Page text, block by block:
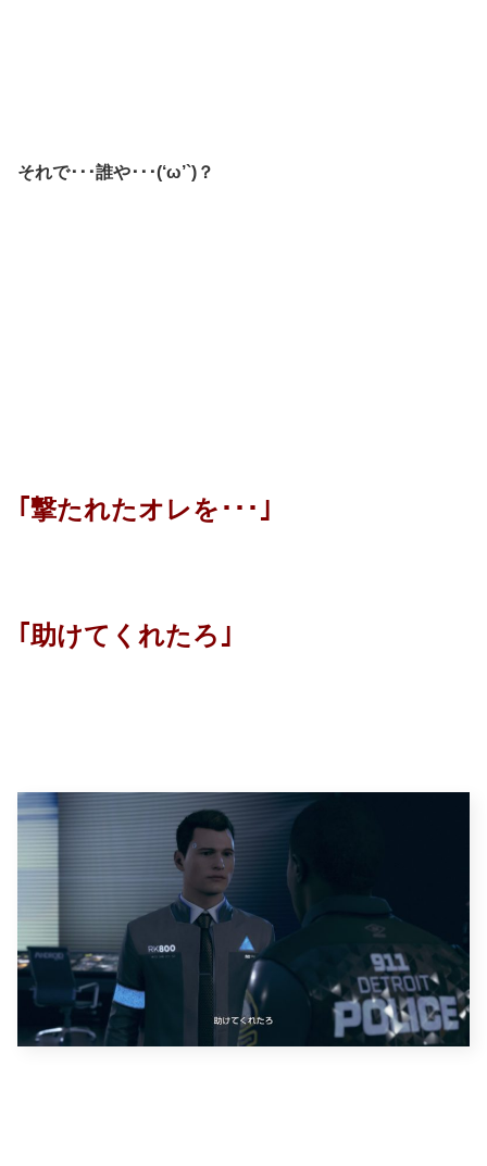
それで･･･誰や･･･(‘ω’`)？
｢撃たれたオレを･･･｣
｢助けてくれたろ｣